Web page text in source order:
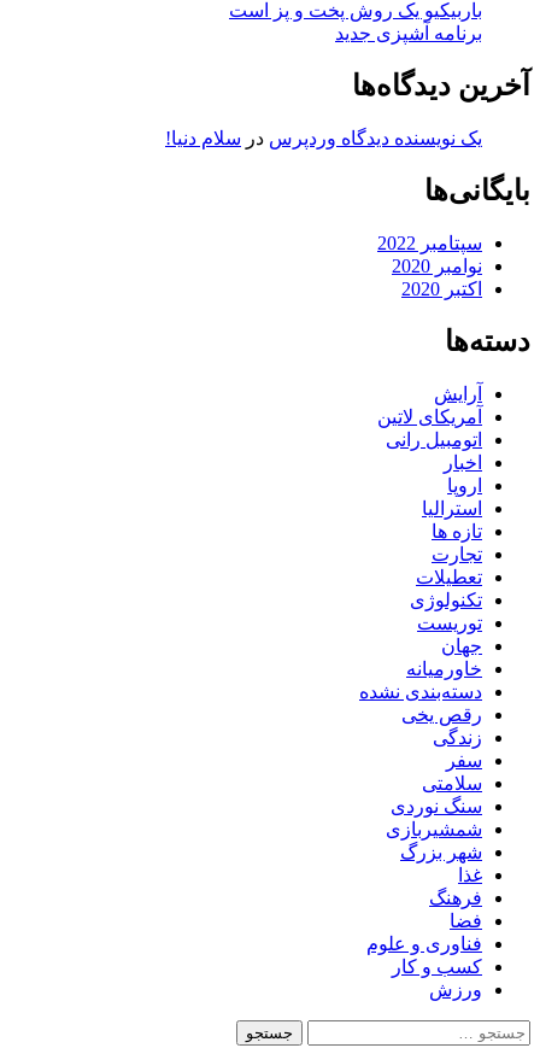
باربیکیو یک روش پخت و پز است
برنامه آشپزی جدید
آخرین دیدگاه‌ها
یک نویسنده دیدگاه وردپرس در سلام دنیا!
بایگانی‌ها
سپتامبر 2022
نوامبر 2020
اکتبر 2020
دسته‌ها
آرایش
آمریکای لاتین
اتومبیل رانی
اخبار
اروپا
استرالیا
تازه ها
تجارت
تعطیلات
تکنولوژی
توریست
جهان
خاورمیانه
دسته‌بندی نشده
رقص یخی
زندگی
سفر
سلامتی
سنگ نوردی
شمشیربازی
شهر بزرگ
غذا
فرهنگ
فضا
فناوری و علوم
کسب و کار
ورزش
جستجو